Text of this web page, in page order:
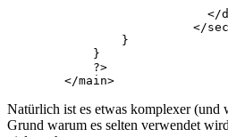
</
</
                }
            }
            ?>
        </main>
Natürlich ist es etwas komplexer (und
Grund warum es selten verwendet